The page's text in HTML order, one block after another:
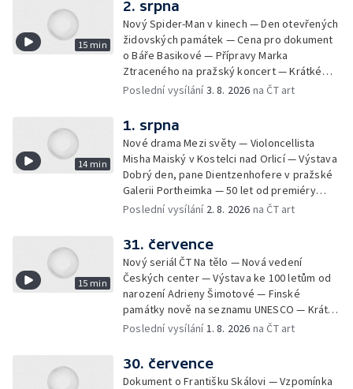
15 min
2. srpna
Nový Spider-Man v kinech — Den otevřených
židovských památek — Cena pro dokument
o Báře Basikové — Přípravy Marka
Ztraceného na pražský koncert — Krátké
zprávy z kultury — Nález historických
Poslední vysílání3. 8. 2026 na ČT art
14 min
1. srpna
Nové drama Mezi světy — Violoncellista
Misha Maiský v Kostelci nad Orlicí — Výstava
Dobrý den, pane Dientzenhofere v pražské
Galerii Portheimka — 50 let od premiéry
filmu Na samotě u lesa — Krátké zprávy z
Mercury
Poslední vysílání 2. 8. 2026 na ČT art
15 min
31. července
Nový seriál ČT Na tělo — Nová vedení
Českých center — Výstava ke 100 letům od
narození Adrieny Šimotové — Finské
památky nově na seznamu UNESCO — Krátké
zprávy z kultury — Začíná Jiráskův Hronov —
Poslední vysílání1. 8. 2026 na ČT art
30. července
Dokument o Františku Skálovi — Vzpomínka